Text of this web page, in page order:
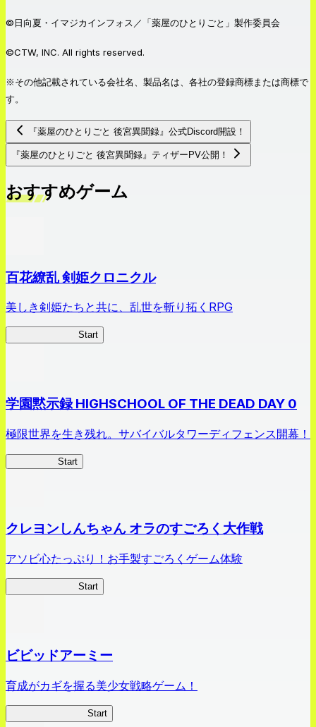
©日向夏・イマジカインフォス／「薬屋のひとりごと」製作委員会
©CTW, INC. All rights reserved.
※その他記載されている会社名、製品名は、各社の登録商標または商標で
す。
『薬屋のひとりごと 後宮異聞録』公式Discord開設！
『薬屋のひとりごと 後宮異聞録』ティザーPV公開！
おすすめゲーム
百花繚乱 剣姫クロニクル
美しき剣姫たちと共に、乱世を斬り拓くRPG
Start
学園黙示録 HIGHSCHOOL OF THE DEAD DAY 0
極限世界を生き残れ。サバイバルタワーディフェンス開幕！
Start
クレヨンしんちゃん オラのすごろく大作戦
アソビ心たっぷり！お手製すごろくゲーム体験
Start
ビビッドアーミー
育成がカギを握る美少女戦略ゲーム！
Start